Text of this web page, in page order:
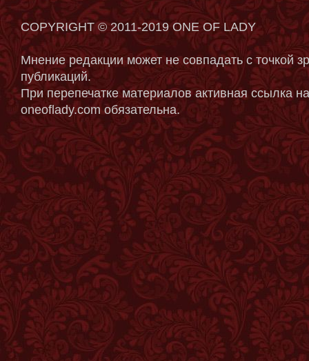
COPYRIGHT © 2011-2019 ONE OF LADY
Мнение редакции может не совпадать с точкой
публикаций.
При перепечатке материалов активная ссылка
oneoflady.com обязательна.